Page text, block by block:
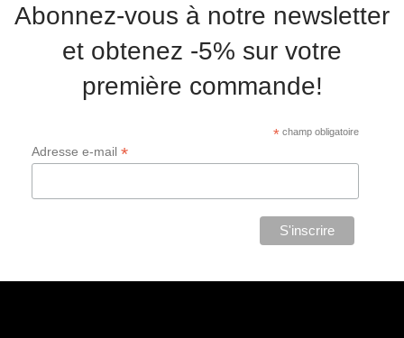
Abonnez-vous à notre newsletter
et obtenez -5% sur votre
première commande!
*champ obligatoire
Adresse e-mail *